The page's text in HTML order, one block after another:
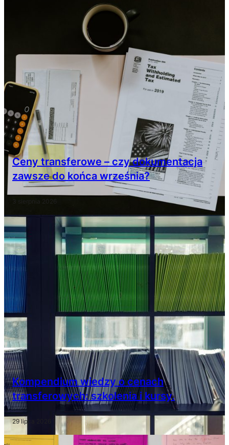
Ceny transferowe – czy dokumentacja
zawsze do końca września?
3 sierpnia 2026
Kompendium wiedzy o cenach
transferowych: szkolenia i kursy.
29 lipca 2026